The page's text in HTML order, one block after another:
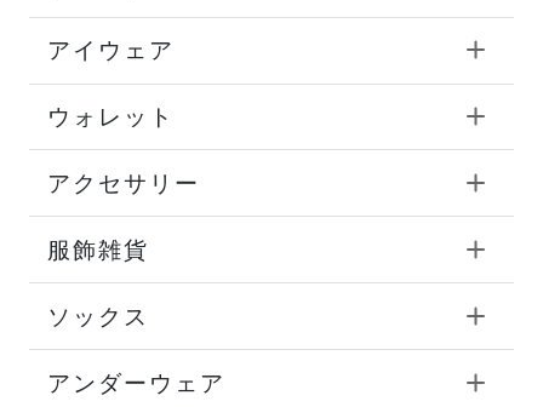
アイウェア
ウォレット
アクセサリー
服飾雑貨
ソックス
アンダーウェア